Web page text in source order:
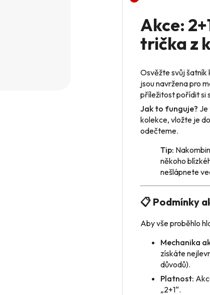
Akce:
trička z
Osvěžte svůj šatník
jsou navržena pro
příležitost pořídit si
Jak to funguje? Je
kolekce, vložte je
odečteme.
Tip:
někoho
nešlápnete
📋 Podmínky
Aby vše proběhlo
Mechanika
získáte
důvodů).
Platnost:
„2+1“.